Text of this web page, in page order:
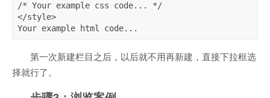
/* Your example css code... */
</style>
Your example html code...
第一次新建栏目之后，以后就不用再新建，直接下拉框选
择就行了。